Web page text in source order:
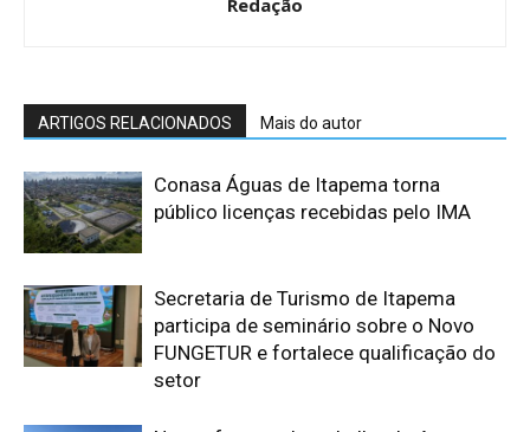
Redação
ARTIGOS RELACIONADOS Mais do autor
Conasa Águas de Itapema torna
público licenças recebidas pelo IMA
Secretaria de Turismo de Itapema
participa de seminário sobre o Novo
FUNGETUR e fortalece qualificação do
setor